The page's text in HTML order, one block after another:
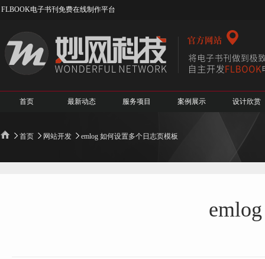
FLBOOK电子书刊免费在线制作平台
首页 最新动态 服务项目 案例展示 设计欣赏
首页 网站开发 emlog 如何设置多个日志页模板